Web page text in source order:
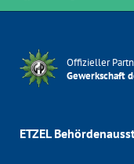
Offizieller
Gewerkschaft
ETZEL